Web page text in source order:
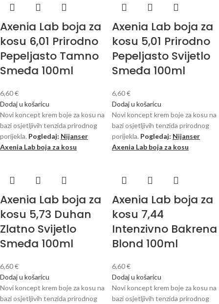
Axenia Lab boja za
kosu 6,01 Prirodno
Pepeljasto Tamno
Smeđa 100ml
6,60€
Dodaj u košaricu
Novi koncept krem ​​boje za kosu na
bazi osjetljivih tenzida prirodnog
porijekla. Pogledaj: Nijanser
Axenia Lab boja za kosu
Axenia Lab boja za
kosu 5,01 Prirodno
Pepeljasto Svijetlo
Smeđa 100ml
6,60€
Dodaj u košaricu
Novi koncept krem ​​boje za kosu na
bazi osjetljivih tenzida prirodnog
porijekla. Pogledaj: Nijanser
Axenia Lab boja za kosu
Axenia Lab boja za
kosu 5,73 Duhan
Zlatno Svijetlo
Smeđa 100ml
6,60€
Dodaj u košaricu
Novi koncept krem ​​boje za kosu na
bazi osjetljivih tenzida prirodnog
Axenia Lab boja za
kosu 7,44
Intenzivno Bakrena
Blond 100ml
6,60€
Dodaj u košaricu
Novi koncept krem ​​boje za kosu na
bazi osjetljivih tenzida prirodnog